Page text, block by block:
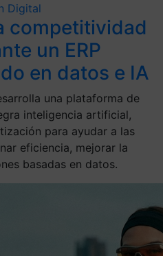
Digital
competitividad
un ERP
en datos e IA
una plataforma de
inteligencia artificial,
para ayudar a las
eficiencia, mejorar la
basadas en datos.